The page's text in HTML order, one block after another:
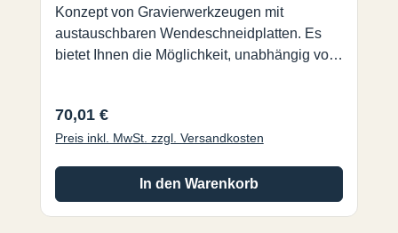
Konzept von Gravierwerkzeugen mit
austauschbaren Wendeschneidplatten. Es
bietet Ihnen die Möglichkeit, unabhängig vom
und Beschichtung ermöglicht hohe
Drehzahlen sowie Vorschübe und verkürzt
Design für feine Gravuren, zur Verwendung
auf Graviermaschinen.• Schaftdurchmesser
Regulärer Preis:
70,01 €
Preis inkl. MwSt. zzgl. Versandkosten
In den Warenkorb